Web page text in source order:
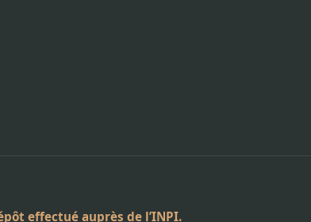
effectué auprès de l’INPI.